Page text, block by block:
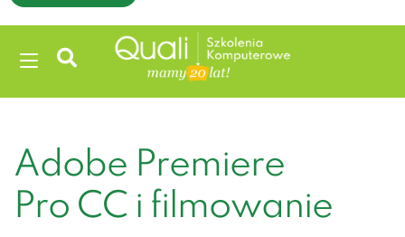
Adobe Premiere
Pro CC i filmowanie